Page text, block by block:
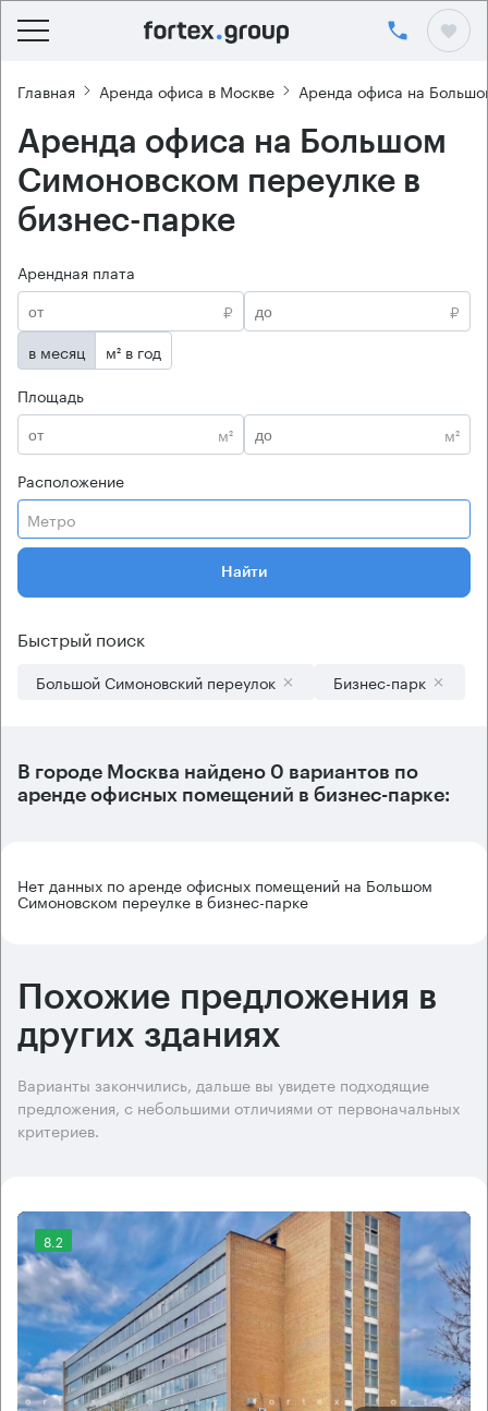
Главная Аренда офиса в Москве Аренда офиса на
Аренда офиса на Большом
Симоновском переулке в
бизнес-парке
Арендная плата
₽
₽
в месяц
м² в год
Площадь
м²
м²
Расположение
Метро
Найти
Быстрый поиск
Большой Симоновский переулок Бизнес-парк
В городе Москва найдено 0 вариантов по
аренде офисных помещений в бизнес-парке:
Нет данных по аренде офисных помещений на Большом
Симоновском переулке в бизнес-парке
Похожие предложения в
других зданиях
Варианты закончились, дальше вы увидете подходящие
предложения, с небольшими отличиями от первоначальных
критериев.
8.2